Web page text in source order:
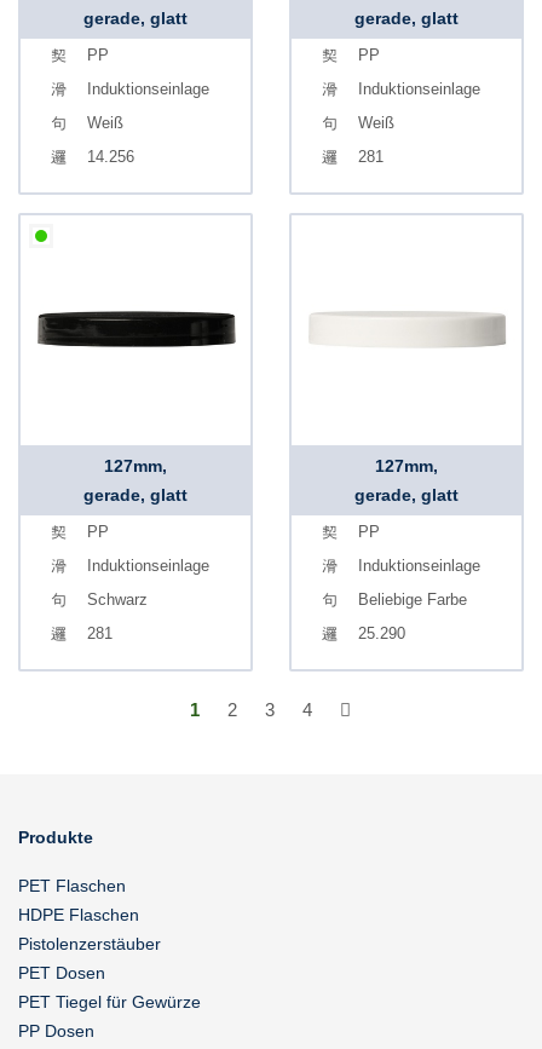
gerade, glatt
PP
Induktionseinlage
Weiß
14.256
gerade, glatt
PP
Induktionseinlage
Weiß
281
127mm,
gerade, glatt
PP
Induktionseinlage
Schwarz
281
127mm,
gerade, glatt
PP
Induktionseinlage
Beliebige Farbe
25.290
1 2 3 4
Produkte
PET Flaschen
HDPE Flaschen
Pistolenzerstäuber
PET Dosen
PET Tiegel für Gewürze
PP Dosen